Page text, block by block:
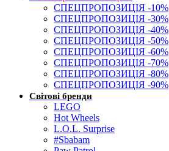
СПЕЦПРОПОЗИЦІЯ -10%
СПЕЦПРОПОЗИЦІЯ -30%
СПЕЦПРОПОЗИЦІЯ -40%
СПЕЦПРОПОЗИЦІЯ -50%
СПЕЦПРОПОЗИЦІЯ -60%
СПЕЦПРОПОЗИЦІЯ -70%
СПЕЦПРОПОЗИЦІЯ -80%
СПЕЦПРОПОЗИЦІЯ -90%
Світові бренди
LEGO
Hot Wheels
L.O.L. Surprise
#Sbabam